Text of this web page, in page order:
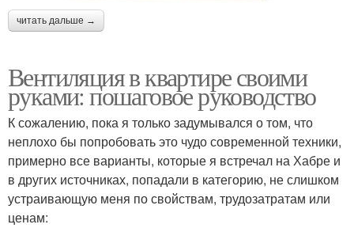
читать дальше →
Вентиляция в квартире своими
руками: пошаговое руководство
К сожалению, пока я только задумывался о том, что
неплохо бы попробовать это чудо современной техники,
примерно все варианты, которые я встречал на Хабре и
в других источниках, попадали в категорию, не слишком
устраивающую меня по свойствам, трудозатратам или
ценам: